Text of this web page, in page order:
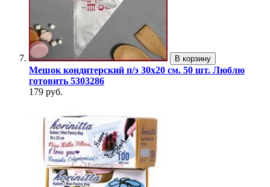
В корзину
Мешок кондитерский п/э 30х20 см. 50 шт. Люблю
готовить 5303286
179 руб.